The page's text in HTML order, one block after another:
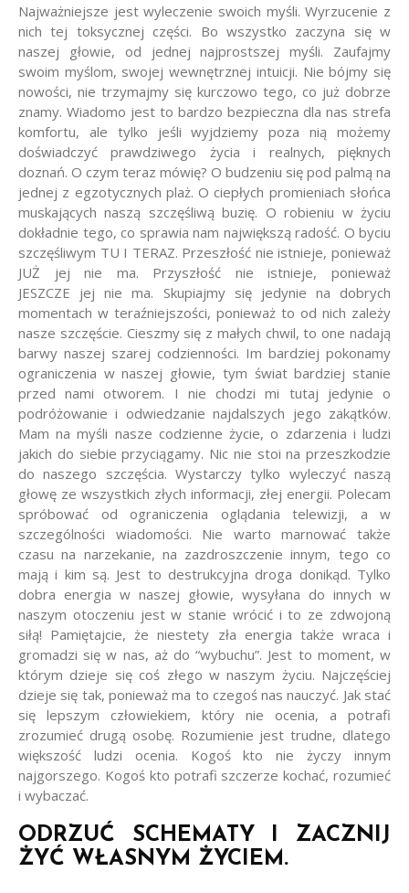
Najważniejsze jest wyleczenie swoich myśli. Wyrzucenie z
nich tej toksycznej części. Bo wszystko zaczyna się w
naszej głowie, od jednej najprostszej myśli. Zaufajmy
swoim myślom, swojej wewnętrznej intuicji. Nie bójmy się
nowości, nie trzymajmy się kurczowo tego, co już dobrze
znamy. Wiadomo jest to bardzo bezpieczna dla nas strefa
komfortu, ale tylko jeśli wyjdziemy poza nią możemy
doświadczyć prawdziwego życia i realnych, pięknych
doznań. O czym teraz mówię? O budzeniu się pod palmą na
jednej z egzotycznych plaż. O ciepłych promieniach słońca
muskających naszą szczęśliwą buzię. O robieniu w życiu
dokładnie tego, co sprawia nam największą radość. O byciu
szczęśliwym TU I TERAZ. Przeszłość nie istnieje, ponieważ
JUŻ jej nie ma. Przyszłość nie istnieje, ponieważ
JESZCZE jej nie ma. Skupiajmy się jedynie na dobrych
momentach w teraźniejszości, ponieważ to od nich zależy
nasze szczęście. Cieszmy się z małych chwil, to one nadają
barwy naszej szarej codzienności. Im bardziej pokonamy
ograniczenia w naszej głowie, tym świat bardziej stanie
przed nami otworem. I nie chodzi mi tutaj jedynie o
podróżowanie i odwiedzanie najdalszych jego zakątków.
Mam na myśli nasze codzienne życie, o zdarzenia i ludzi
jakich do siebie przyciągamy. Nic nie stoi na przeszkodzie
do naszego szczęścia. Wystarczy tylko wyleczyć naszą
głowę ze wszystkich złych informacji, złej energii. Polecam
spróbować od ograniczenia oglądania telewizji, a w
szczególności wiadomości. Nie warto marnować także
czasu na narzekanie, na zazdroszczenie innym, tego co
mają i kim są. Jest to destrukcyjna droga donikąd. Tylko
dobra energia w naszej głowie, wysyłana do innych w
naszym otoczeniu jest w stanie wrócić i to ze zdwojoną
siłą! Pamiętajcie, że niestety zła energia także wraca i
gromadzi się w nas, aż do “wybuchu”. Jest to moment, w
którym dzieje się coś złego w naszym życiu. Najczęściej
dzieje się tak, ponieważ ma to czegoś nas nauczyć. Jak stać
się lepszym człowiekiem, który nie ocenia, a potrafi
zrozumieć drugą osobę. Rozumienie jest trudne, dlatego
większość ludzi ocenia. Kogoś kto nie życzy innym
najgorszego. Kogoś kto potrafi szczerze kochać, rozumieć
i wybaczać.
ODRZUĆ SCHEMATY I ZACZNIJ
ŻYĆ WŁASNYM ŻYCIEM.